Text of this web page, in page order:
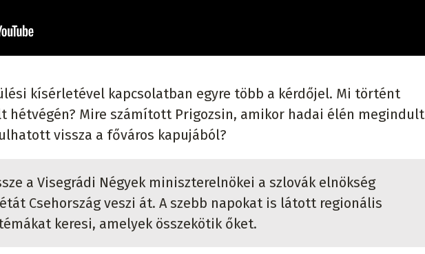
kísérletével kapcsolatban egyre több a kérdőjel. Mi történt
hétvégén? Mire számított Prigozsin, amikor hadai élén megindult
vissza a főváros kapujából?
a Visegrádi Négyek miniszterelnökei a szlovák elnökség
Csehország veszi át. A szebb napokat is látott regionális
keresi, amelyek összekötik őket.